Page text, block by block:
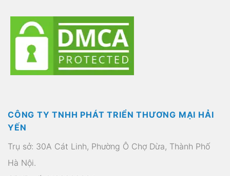
CÔNG TY TNHH PHÁT TRIỂN THƯƠNG MẠI HẢI
YẾN
Trụ sở: 30A Cát Linh, Phường Ô Chợ Dừa, Thành Phố
Hà Nội.